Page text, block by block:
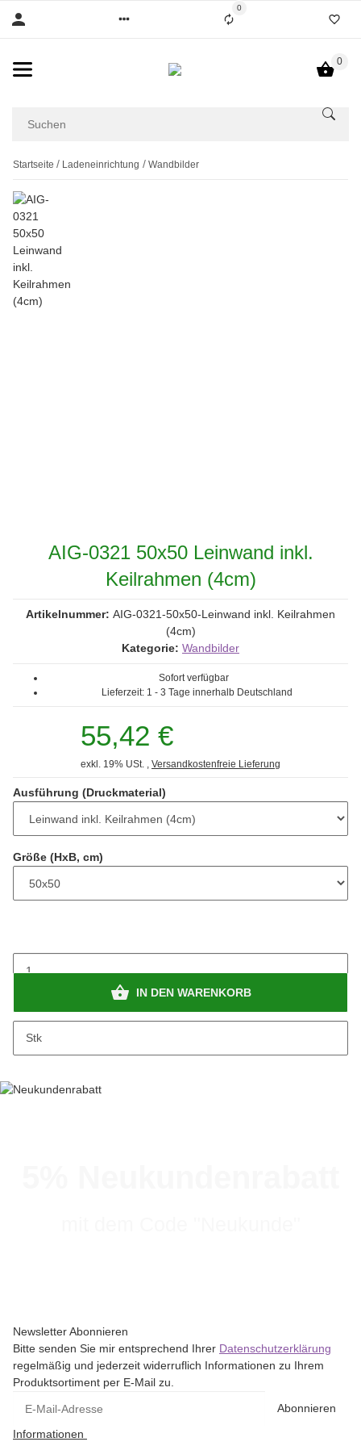
0
0
Startseite Ladeneinrichtung Wandbilder
AIG-0321 50x50 Leinwand inkl.
Keilrahmen (4cm)
Artikelnummer: AIG-0321-50x50-Leinwand inkl. Keilrahmen
(4cm)
Kategorie: Wandbilder
Sofort verfügbar
Lieferzeit: 1 - 3 Tage innerhalb Deutschland
55,42 €
exkl. 19% USt. , Versandkostenfreie Lieferung
Ausführung (Druckmaterial)
Größe (HxB, cm)
Stk
IN DEN WARENKORB
Newsletter Abonnieren
Bitte senden Sie mir entsprechend Ihrer Datenschutzerklärung
regelmäßig und jederzeit widerruflich Informationen zu Ihrem
Produktsortiment per E-Mail zu.
Abonnieren
Informationen